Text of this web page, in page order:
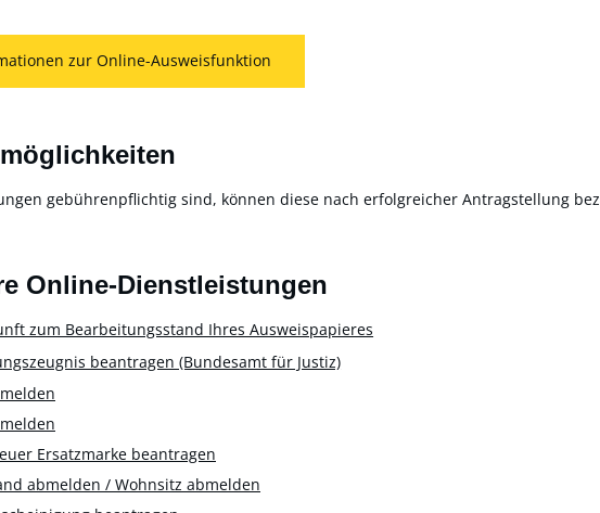
zur Online-Ausweisfunktion
gebührenpflichtig sind, können diese nach erfolgreicher Antragstellung
Online-Dienstleistungen
zum Bearbeitungsstand Ihres Ausweispapieres
beantragen (Bundesamt für Justiz)
Ersatzmarke beantragen
abmelden / Wohnsitz abmelden